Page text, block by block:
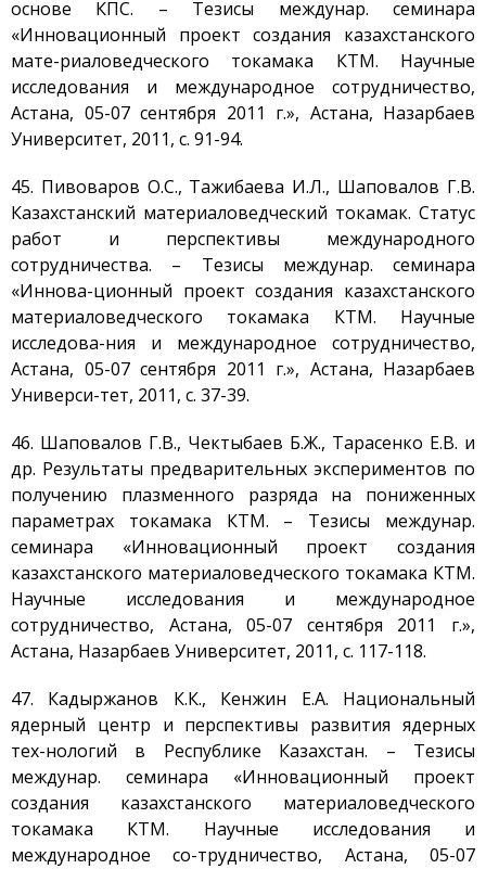
основе КПС. – Тезисы междунар. семинара
«Инновационный проект создания казахстанского
мате-риаловедческого токамака КТМ. Научные
исследования и международное сотрудничество,
Астана, 05-07 сентября 2011 г.», Астана, Назарбаев
Университет, 2011, с. 91-94.
45. Пивоваров О.С., Тажибаева И.Л., Шаповалов Г.В.
Казахстанский материаловедческий токамак. Статус
работ и перспективы международного
сотрудничества. – Тезисы междунар. семинара
«Иннова-ционный проект создания казахстанского
материаловедческого токамака КТМ. Научные
исследова-ния и международное сотрудничество,
Астана, 05-07 сентября 2011 г.», Астана, Назарбаев
Универси-тет, 2011, с. 37-39.
46. Шаповалов Г.В., Чектыбаев Б.Ж., Тарасенко Е.В. и
др. Результаты предварительных экспериментов по
получению плазменного разряда на пониженных
параметрах токамака КТМ. – Тезисы междунар.
семинара «Инновационный проект создания
казахстанского материаловедческого токамака КТМ.
Научные исследования и международное
сотрудничество, Астана, 05-07 сентября 2011 г.»,
Астана, Назарбаев Университет, 2011, с. 117-118.
47. Кадыржанов К.К., Кенжин Е.А. Национальный
ядерный центр и перспективы развития ядерных
тех-нологий в Республике Казахстан. – Тезисы
междунар. семинара «Инновационный проект
создания казахстанского материаловедческого
токамака КТМ. Научные исследования и
международное со-трудничество, Астана, 05-07